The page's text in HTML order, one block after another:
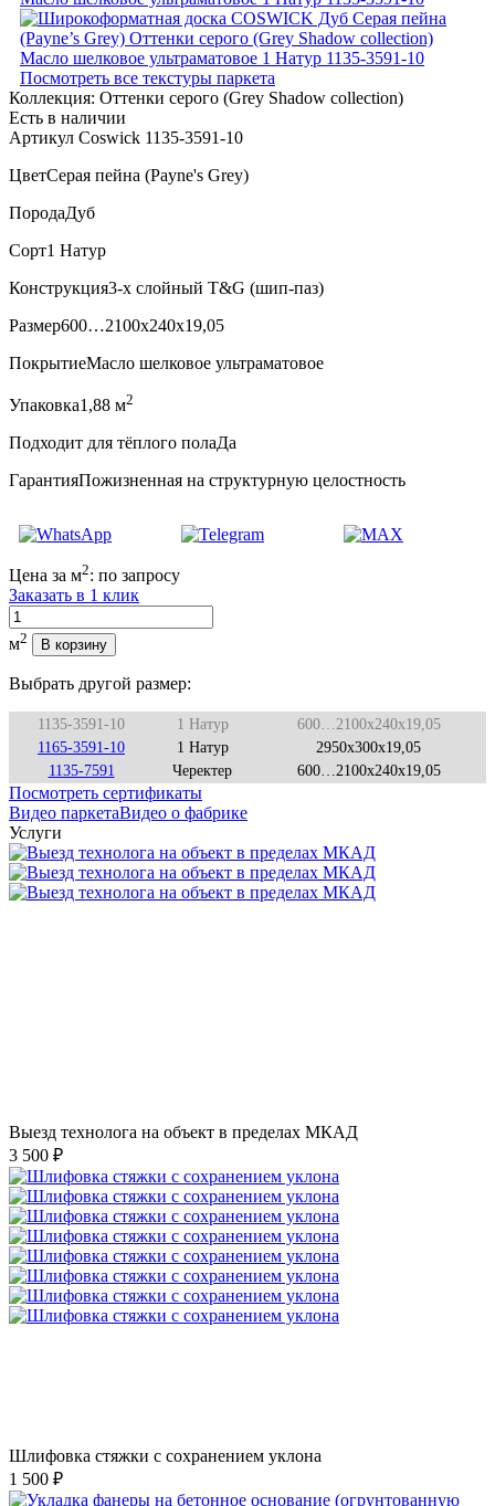
Посмотреть все текстуры паркета
Коллекция: Оттенки серого (Grеy Shadow collection)
Есть в наличии
Артикул Coswick 1135-3591-10
ЦветСерая пейна (Payne's Grey)
ПородаДуб
Сорт1 Натур
Конструкция3-х слойный T&G (шип-паз)
Размер600…2100x240x19,05
ПокрытиеМасло шелковое ультраматовое
Упаковка1,88 м2
Подходит для тёплого полаДа
ГарантияПожизненная на структурную целостность
Цена за м2: по запросу
Заказать в 1 клик
Количество
м2 В корзину
Выбрать другой размер:
1135-3591-10 1 Натур
600…2100x240x19,05
1165-3591-10
1 Натур
2950x300x19,05
1135-7591
Черектер 600…2100x240x19,05
Посмотреть сертификаты
Видео паркетаВидео о фабрике
Услуги
Выезд технолога на объект в пределах МКАД
3 500 ₽
Шлифовка стяжки с сохранением уклона
1 500 ₽